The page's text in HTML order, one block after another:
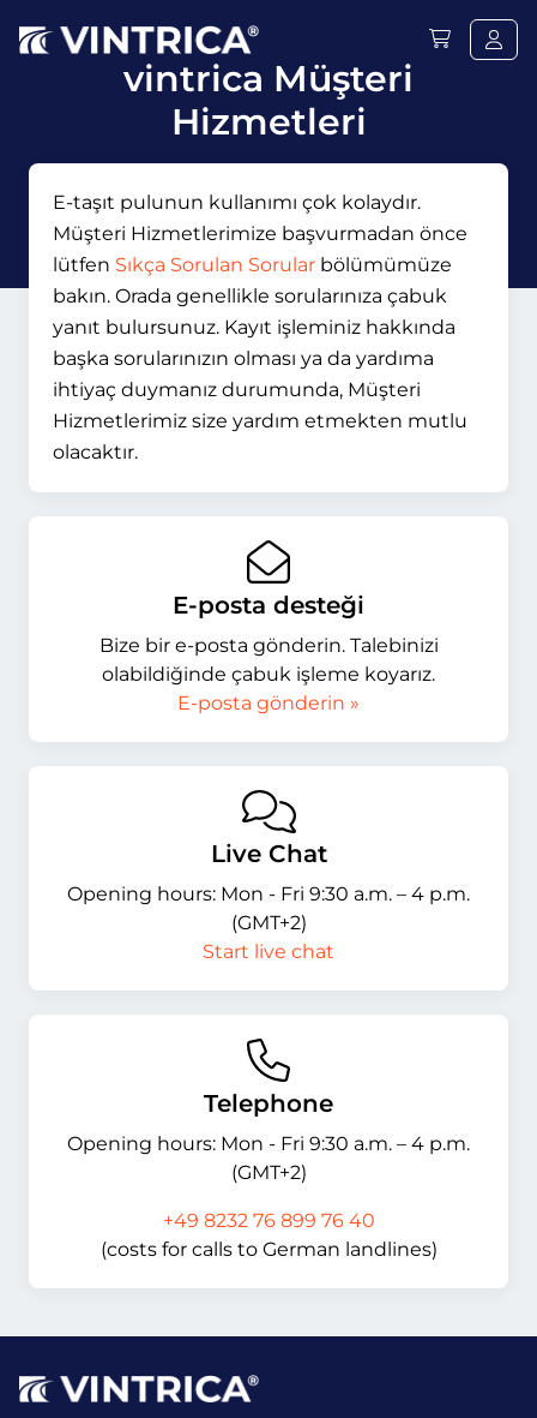
vintrica Müşteri
Hizmetleri
E-taşıt pulunun kullanımı çok kolaydır.
Müşteri Hizmetlerimize başvurmadan önce
lütfen Sıkça Sorulan Sorular bölümümüze
bakın. Orada genellikle sorularınıza çabuk
yanıt bulursunuz. Kayıt işleminiz hakkında
başka sorularınızın olması ya da yardıma
ihtiyaç duymanız durumunda, Müşteri
Hizmetlerimiz size yardım etmekten mutlu
olacaktır.
E-posta desteği
Bize bir e-posta gönderin. Talebinizi
olabildiğinde çabuk işleme koyarız.
E-posta gönderin »
Live Chat
Opening hours: Mon - Fri 9:30 a.m. – 4 p.m.
(GMT+2)
Start live chat
Telephone
Opening hours: Mon - Fri 9:30 a.m. – 4 p.m.
(GMT+2)
+49 8232 76 899 76 40
(costs for calls to German landlines)